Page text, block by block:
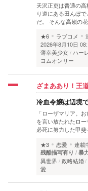
天沢正吏は普通の
り道にある田んぼ
だ。 そんな高嶺の
★6
ラブコメ
2026年8月10日
薄幸美少女 ハー
ヨムオンリー
ざまああり！王
冷血令嬢は辺境
「ローザマリア。
を言い放たれたロ
必死に努力した甲
★3
恋愛 連載
残酷描写有り 暴
異世界 政略結婚
愛